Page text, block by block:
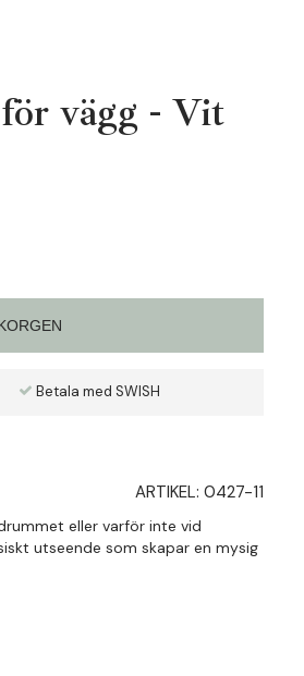
vägg - Vit
Betala med SWISH
ARTIKEL: 0427-11
eller varför inte vid
utseende som skapar en mysig